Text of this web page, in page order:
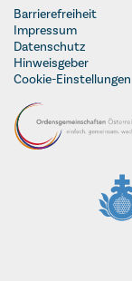
Barrierefreiheit
Impressum
Datenschutz
Hinweisgeber
Cookie-Einstellungen